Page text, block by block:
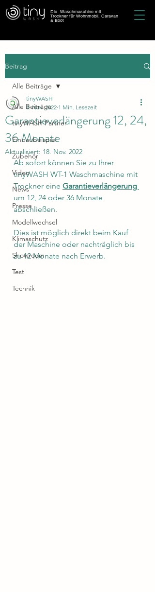
Die Waschmaschine mit
Trockner für Wohnmobil, Caravan
& Boot
Beitrag
Alle Beiträge
tinyWASH Partner
Einbaubeispiel
Zubehör
Video
News
Presse
Modellwechsel
Klimaschutz
Showroom
Test
Technik
Alle Beiträge
Garantieverlängerung 12, 24,
36 Monate
tinyWASH
8. Nov. 2022 1 Min. Lesezeit
Aktualisiert: 18. Nov. 2022
Ab sofort können Sie zu Ihrer
tinyWASH WT-1 Waschmaschine mit
Trockner eine Garantieverlängerung
um 12, 24 oder 36 Monate
abschließen.
Dies ist möglich direkt beim Kauf
der Maschine oder nachträglich bis
zu 12 Monate nach Erwerb.